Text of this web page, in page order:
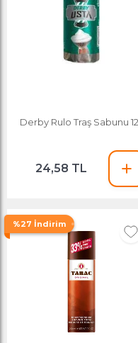
Derby Rulo Traş Sabunu
24,58 TL
%27 İndirim